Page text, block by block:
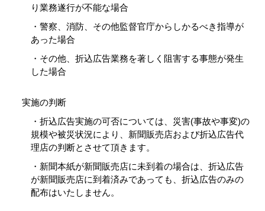
り業務遂行が不能な場合
・警察、消防、その他監督官庁からしかるべき指導が
あった場合
・その他、折込広告業務を著しく阻害する事態が発生
した場合
実施の判断
・折込広告実施の可否については、災害(事故や事変)の
規模や被災状況により、新聞販売店および折込広告代
理店の判断とさせて頂きます。
・新聞本紙が新聞販売店に未到着の場合は、折込広告
が新聞販売店に到着済みであっても、折込広告のみの
配布はいたしません。